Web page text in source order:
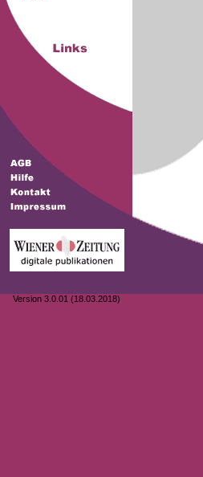
Version 3.0.01 (18.03.2018)